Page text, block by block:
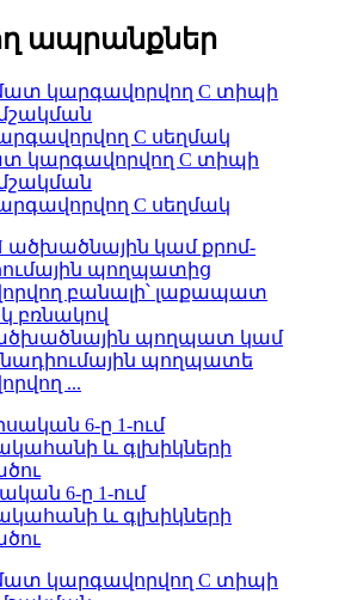
ապրանքներ
կարգավորվող C տիպի
C սեղմակ
ածխածնային պողպատ կամ
պողպատե
...
6-ը 1-ում
և գլխիկների